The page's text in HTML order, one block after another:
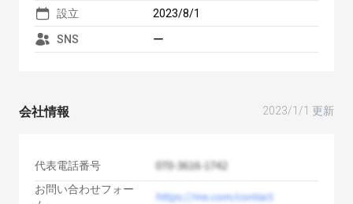
設立 2023/8/1
SNS ー
会社情報 2023/1/1 更新
代表電話番号
お問い合わせフォー